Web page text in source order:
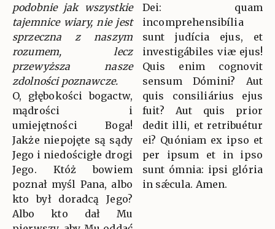
podobnie jak wszystkie
tajemnice wiary, nie jest
sprzeczna z naszym
rozumem, lecz
przewyższa nasze
zdolności poznawcze.
O, głębokości bogactw,
mądrości i
umiejętności Boga!
Jakże niepojęte są sądy
Jego i niedościgłe drogi
Jego. Któż bowiem
poznał myśl Pana, albo
kto był doradcą Jego?
Albo kto dał Mu
Dei: quam
incomprehensibília
sunt judícia ejus, et
investigábiles viæ ejus!
Quis enim cognovit
sensum Dómini? Aut
quis consiliárius ejus
fuit? Aut quis prior
dedit illi, et retribuétur
ei? Quóniam ex ipso et
per ipsum et in ipso
sunt ómnia: ipsi glória
in sǽcula. Amen.